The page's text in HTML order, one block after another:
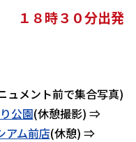
８時３０分出発
ュメント前で集合写真)
公園(休憩撮影) ⇒
アム前店(休憩) ⇒